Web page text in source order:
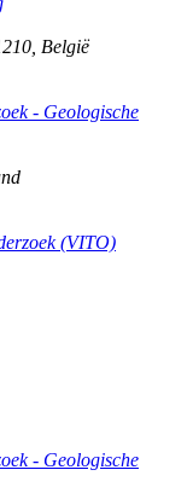
België
- Geologische
(VITO)
- Geologische